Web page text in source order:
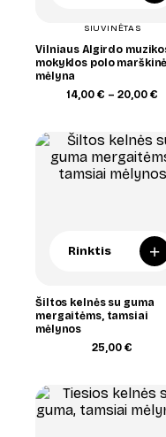
SIUVINĖTAS
Vilniaus Algirdo
mokyklos polo
mėlyna
14,00€ – 20,00€
Rinktis +
Šiltos kelnės su guma
mergaitėms, tamsiai
mėlynos
25,00€